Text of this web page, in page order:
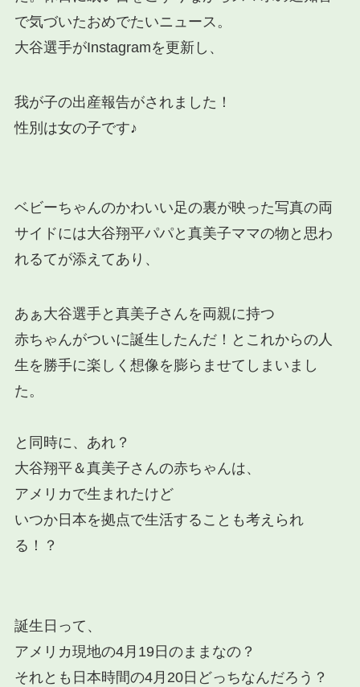
で気づいたおめでたいニュース。
大谷選手がInstagramを更新し、
我が子の出産報告がされました！
性別は女の子です♪
ベビーちゃんのかわいい足の裏が映った写真の両
サイドには大谷翔平パパと真美子ママの物と思わ
れるてが添えてあり、
あぁ大谷選手と真美子さんを両親に持つ
赤ちゃんがついに誕生したんだ！とこれからの人
生を勝手に楽しく想像を膨らませてしまいまし
た。
と同時に、あれ？
大谷翔平＆真美子さんの赤ちゃんは、
アメリカで生まれたけど
いつか日本を拠点で生活することも考えられ
る！？
誕生日って、
アメリカ現地の4月19日のままなの？
それとも日本時間の4月20日どっちなんだろう？